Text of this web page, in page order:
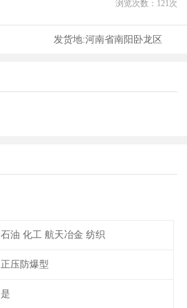
浏览次数： 121次
发货地:河南省南阳卧龙区
石油 化工 航天冶金 纺织
正压防爆型
是